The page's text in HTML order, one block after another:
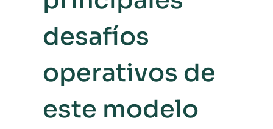
desafíos
operativos de
este modelo